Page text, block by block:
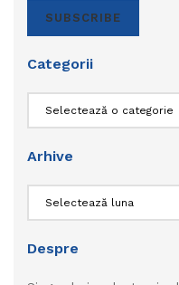
SUBSCRIBE
Categorii
Arhive
Despre